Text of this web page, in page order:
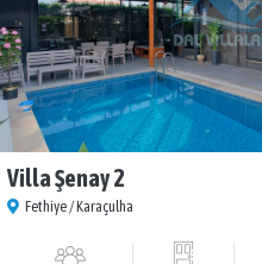
Villa Şenay 2
Fethiye / Karaçulha